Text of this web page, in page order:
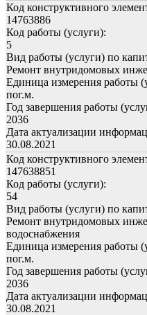
Код конструктивного
14763886
Код работы (услуги):
5
Вид работы (услуги) по
Ремонт внутридомовых
Единица измерения работы
пог.м.
Год завершения работы
2036
Дата актуализации
30.08.2021
Код конструктивного
147638851
Код работы (услуги):
54
Вид работы (услуги) по
Ремонт внутридомовых
водоснабжения
Единица измерения работы
пог.м.
Год завершения работы
2036
Дата актуализации
30.08.2021